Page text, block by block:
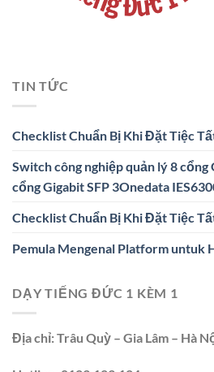
TIN TỨC
Checklist Chuẩn Bị Khi Đặt Tiệc
Switch công nghiệp quản lý 8 cổng
cổng Gigabit SFP 3Onedata
Checklist Chuẩn Bị Khi Đặt Tiệc
Pemula Mengenal Platform untuk
DẠY TIẾNG ĐỨC 1 KÈM 1
Địa chỉ:Trâu Quỳ – Gia Lâm – Hà